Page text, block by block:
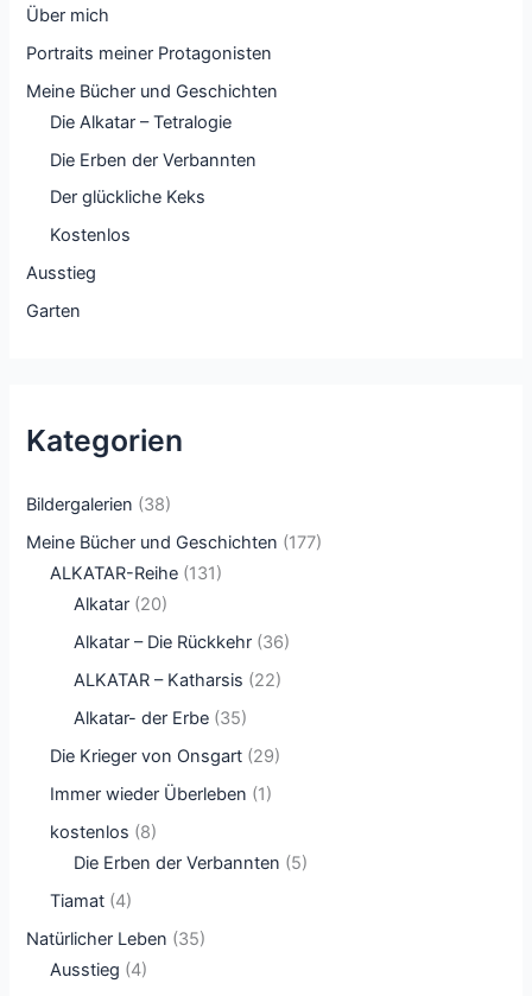
Über mich
Portraits meiner Protagonisten
Meine Bücher und Geschichten
Die Alkatar – Tetralogie
Die Erben der Verbannten
Der glückliche Keks
Kostenlos
Ausstieg
Garten
Kategorien
Bildergalerien (38)
Meine Bücher und Geschichten (177)
ALKATAR-Reihe (131)
Alkatar (20)
Alkatar – Die Rückkehr (36)
ALKATAR – Katharsis (22)
Alkatar- der Erbe (35)
Die Krieger von Onsgart (29)
Immer wieder Überleben (1)
kostenlos (8)
Die Erben der Verbannten (5)
Tiamat (4)
Natürlicher Leben (35)
Ausstieg (4)